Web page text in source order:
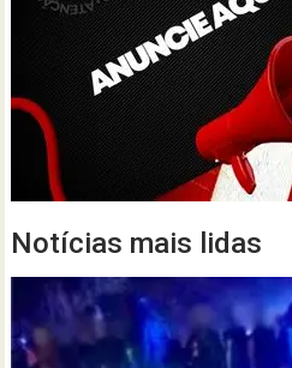
Notícias mais lidas